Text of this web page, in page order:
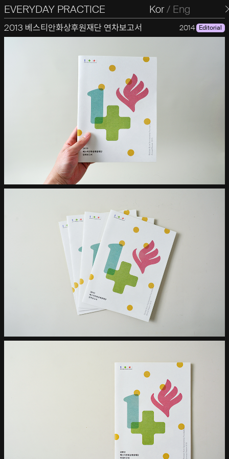
EVERYDAY PRACTICE
일상의실천 Kor/ Eng
2013 베스티안화상후원재단 연차보고서 2014 Editorial